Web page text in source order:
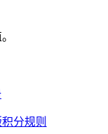
分规则